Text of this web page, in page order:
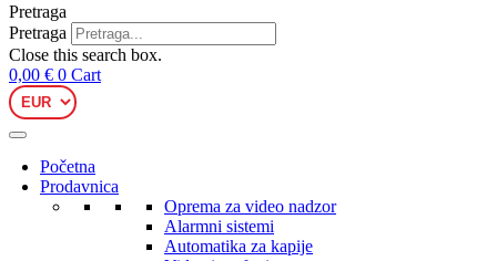
Pretraga
Pretraga
Close this search box.
0,00 € 0 Cart
Početna
Prodavnica
Oprema za video nadzor
Alarmni sistemi
Automatika za kapije